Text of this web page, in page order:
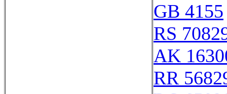
GB 4155
RS
AK
RR